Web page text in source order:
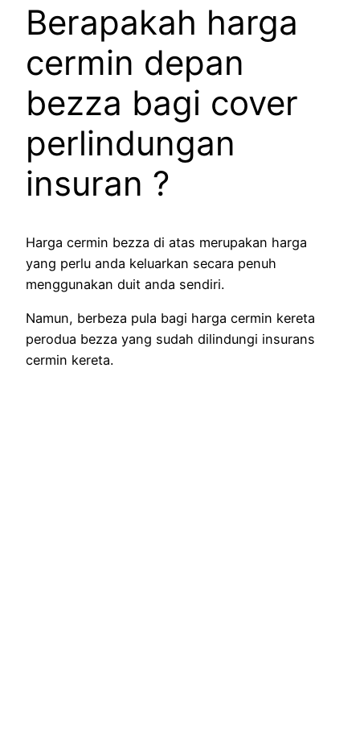
Berapakah harga
cermin depan
bezza bagi cover
perlindungan
insuran ?
Harga cermin bezza di atas merupakan harga
yang perlu anda keluarkan secara penuh
menggunakan duit anda sendiri.
Namun, berbeza pula bagi harga cermin kereta
perodua bezza yang sudah dilindungi insurans
cermin kereta.